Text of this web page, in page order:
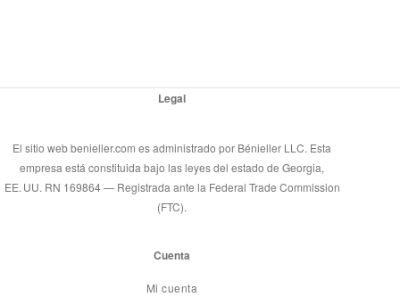
Legal
El sitio web benieller.com es administrado por Bénieller LLC. Esta
empresa está constituida bajo las leyes del estado de Georgia,
EE. UU. RN 169864 — Registrada ante la Federal Trade Commission
(FTC).
Cuenta
Mi cuenta